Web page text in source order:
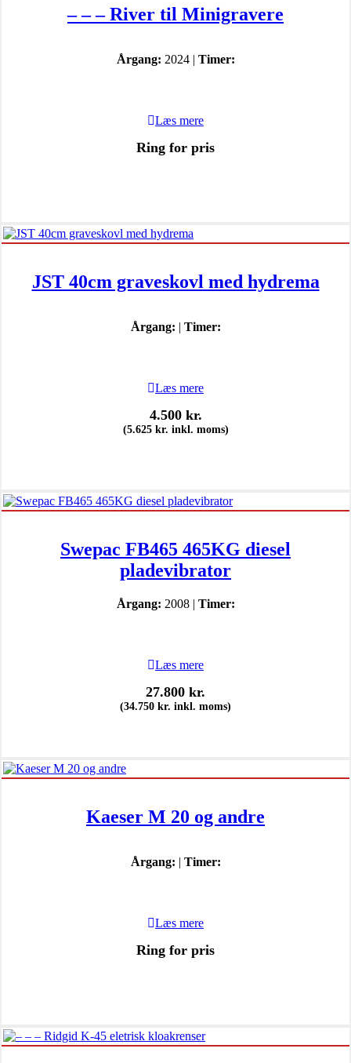
– – – River til Minigravere
Årgang: 2024 | Timer:
Læs mere
Ring for pris
JST 40cm graveskovl med hydrema
Årgang: | Timer:
Læs mere
4.500 kr.
(5.625 kr. inkl. moms)
Swepac FB465 465KG diesel
pladevibrator
Årgang: 2008 | Timer:
Læs mere
27.800 kr.
(34.750 kr. inkl. moms)
Kaeser M 20 og andre
Årgang: | Timer:
Læs mere
Ring for pris